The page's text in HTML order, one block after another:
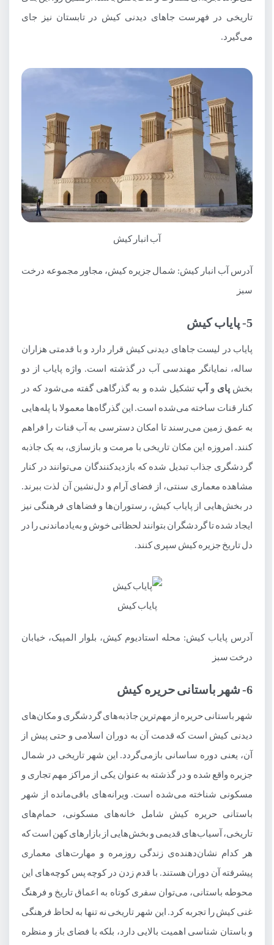
تاریخی در فهرست جاهای دیدنی کیش در تابستان نیز جای
می‌گیرد.
آب انبار کیش
آدرس آب انبار کیش: شمال جزیره کیش، مجاور مجموعه درخت
سبز
5- پایاب کیش
پایاب در لیست جاهای دیدنی کیش قرار دارد و با قدمتی هزاران
ساله، نمایانگر مهندسی آب در گذشته است. واژه پایاب از دو
بخش پایو آبتشکیل شده و به گذرگاهی گفته می‌شود که در
کنار قنات ساخته می‌شده است. این گذرگاه‌ها معمولا با پله‌هایی
به عمق زمین می‌رسند تا امکان دسترسی به آب قنات را فراهم
کنند. امروزه این مکان تاریخی با مرمت و بازسازی، به یک جاذبه
گردشگری جذاب تبدیل شده که بازدیدکنندگان می‌توانند در کنار
مشاهده معماری سنتی، از فضای آرام و دل‌نشین آن لذت ببرند.
در بخش‌هایی از پایاب کیش، رستوران‌ها و فضاهای فرهنگی نیز
ایجاد شده تا گردشگران بتوانند لحظاتی خوش و به‌یادماندنی را در
دل تاریخ جزیره کیش سپری کنند.
پایاب کیش
آدرس پایاب کیش: محله استادیوم کیش، بلوار المپیک، خیابان
درخت سبز
6- شهر باستانی حریره کیش
شهر باستانی حریره از مهم‌ترین جاذبه‌های گردشگری و مکان‌های
دیدنی کیش است که قدمت آن به دوران اسلامی و حتی پیش از
آن، یعنی دوره ساسانی بازمی‌گردد. این شهر تاریخی در شمال
جزیره واقع شده و در گذشته به عنوان یکی از مراکز مهم تجاری و
مسکونی شناخته می‌شده است. ویرانه‌های باقی‌مانده از شهر
باستانی حریره کیش شامل خانه‌های مسکونی، حمام‌های
تاریخی، آسیاب‌های قدیمی و بخش‌هایی از بازارهای کهن است که
هر کدام نشان‌دهنده‌ی زندگی روزمره و مهارت‌های معماری
پیشرفته آن دوران هستند. با قدم زدن در کوچه پس کوچه‌های این
محوطه باستانی، می‌توان سفری کوتاه به اعماق تاریخ و فرهنگ
غنی کیش را تجربه کرد. این شهر تاریخی نه تنها به لحاظ فرهنگی
و باستان شناسی اهمیت بالایی دارد، بلکه با فضای باز و منظره